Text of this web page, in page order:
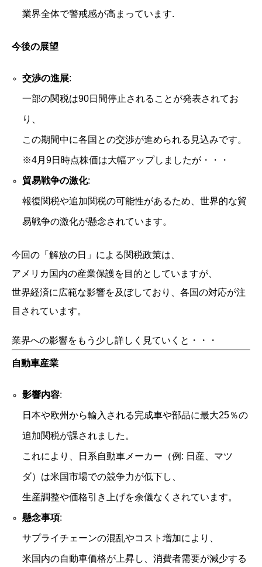
業界全体で警戒感が高まっています.
今後の展望
交渉の進展:
一部の関税は90日間停止されることが発表されてお
り、
この期間中に各国との交渉が進められる見込みです。
※4月9日時点株価は大幅アップしましたが・・・
貿易戦争の激化:
報復関税や追加関税の可能性があるため、世界的な貿
易戦争の激化が懸念されています。
今回の「解放の日」による関税政策は、
アメリカ国内の産業保護を目的としていますが、
世界経済に広範な影響を及ぼしており、各国の対応が注
目されています。
業界への影響をもう少し詳しく見ていくと・・・
自動車産業
影響内容:
日本や欧州から輸入される完成車や部品に最大25％の
追加関税が課されました。
これにより、日系自動車メーカー（例: 日産、マツ
ダ）は米国市場での競争力が低下し、
生産調整や価格引き上げを余儀なくされています。
懸念事項:
サプライチェーンの混乱やコスト増加により、
米国内の自動車価格が上昇し、消費者需要が減少する